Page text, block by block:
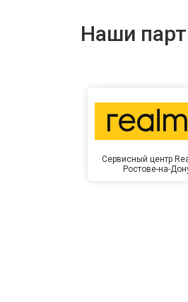
Наши
Сервисный центр
Ростове-на-